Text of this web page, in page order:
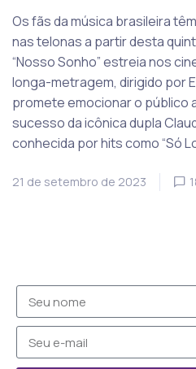
Os fãs da música brasileira
nas telonas a partir desta
“Nosso Sonho” estreia nos
longa-metragem, dirigido por
promete emocionar o público
sucesso da icônica dupla
conhecida por hits como “Só
21 de setembro de 2023